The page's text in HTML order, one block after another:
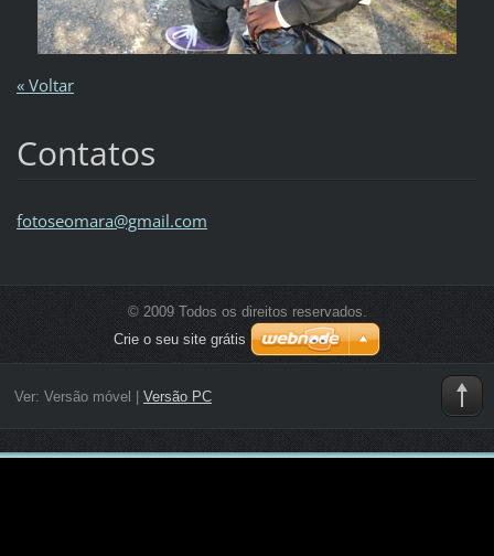
« Voltar
Contatos
fotoseomara@gmail.com
© 2009 Todos os direitos reservados.
Crie o seu site grátis
Ver: Versão móvel Versão PC